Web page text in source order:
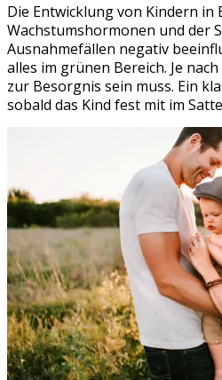
Die Entwicklung von Kindern
Wachstumshormonen und der
Ausnahmefällen negativ
alles im grünen Bereich. Je
zur Besorgnis sein muss. Ein
sobald das Kind fest mit im